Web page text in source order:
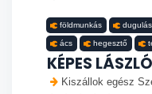
földmunkás
ács hegesztő
KÉPES LÁSZLÓ
Kiszállok egész